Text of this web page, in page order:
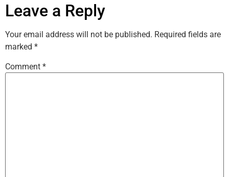
Leave a Reply
Your email address will not be published. Required fields are
marked *
Comment *